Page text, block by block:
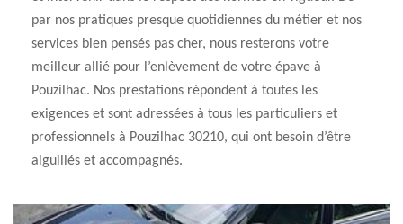
par nos pratiques presque quotidiennes du métier et nos
services bien pensés pas cher, nous resterons votre
meilleur allié pour l’enlèvement de votre épave à
Pouzilhac. Nos prestations répondent à toutes les
exigences et sont adressées à tous les particuliers et
professionnels à Pouzilhac 30210, qui ont besoin d’être
aiguillés et accompagnés.